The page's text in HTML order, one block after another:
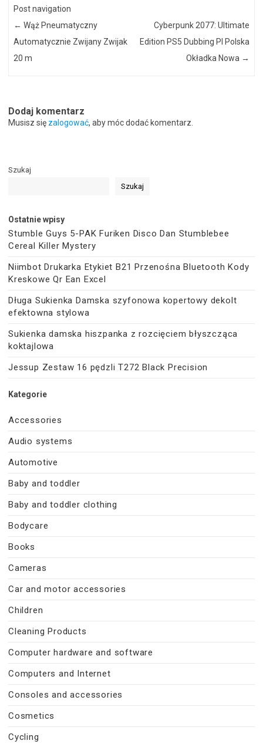
Post navigation
← Wąż Pneumatyczny
Automatycznie Zwijany Zwijak
20 m
Cyberpunk 2077: Ultimate
Edition PS5 Dubbing Pl Polska
Okładka Nowa →
Dodaj komentarz
Musisz się zalogować, aby móc dodać komentarz.
Szukaj
Szukaj
Ostatnie wpisy
Stumble Guys 5-PAK Furiken Disco Dan Stumblebee
Cereal Killer Mystery
Niimbot Drukarka Etykiet B21 Przenośna Bluetooth Kody
Kreskowe Qr Ean Excel
Długa Sukienka Damska szyfonowa kopertowy dekolt
efektowna stylowa
Sukienka damska hiszpanka z rozcięciem błyszcząca
koktajlowa
Jessup Zestaw 16 pędzli T272 Black Precision
Kategorie
Accessories
Audio systems
Automotive
Baby and toddler
Baby and toddler clothing
Bodycare
Books
Cameras
Car and motor accessories
Children
Cleaning Products
Computer hardware and software
Computers and Internet
Consoles and accessories
Cosmetics
Cycling